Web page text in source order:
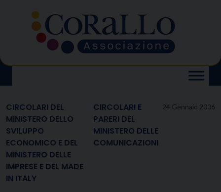
content
24 Gennaio 2006
CIRCOLARI DEL
MINISTERO DELLO
SVILUPPO
ECONOMICO E DEL
MINISTERO DELLE
IMPRESE E DEL MADE
IN ITALY
CIRCOLARI E
PARERI DEL
MINISTERO DELLE
COMUNICAZIONI